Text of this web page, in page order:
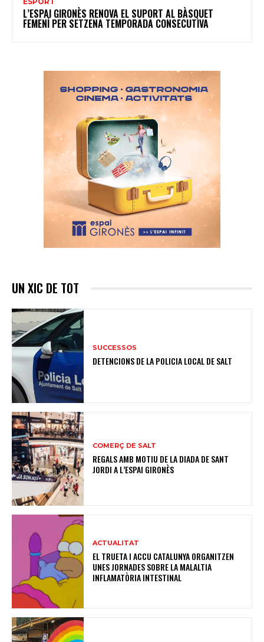
L’ESPAI GIRONÈS RENOVA EL SUPORT AL BÀSQUET
FEMENÍ PER SETZENA TEMPORADA CONSECUTIVA
UN XIC DE TOT
SUCCESSOS
DETENCIONS DE LA POLICIA LOCAL DE SALT
COMERÇ DE SALT
REGALS AMB MOTIU DE LA DIADA DE SANT
JORDI A L’ESPAI GIRONÈS
ACTUALITAT
EL TRUETA I ACCU CATALUNYA ORGANITZEN
UNES JORNADES SOBRE LA MALALTIA
INFLAMATÒRIA INTESTINAL